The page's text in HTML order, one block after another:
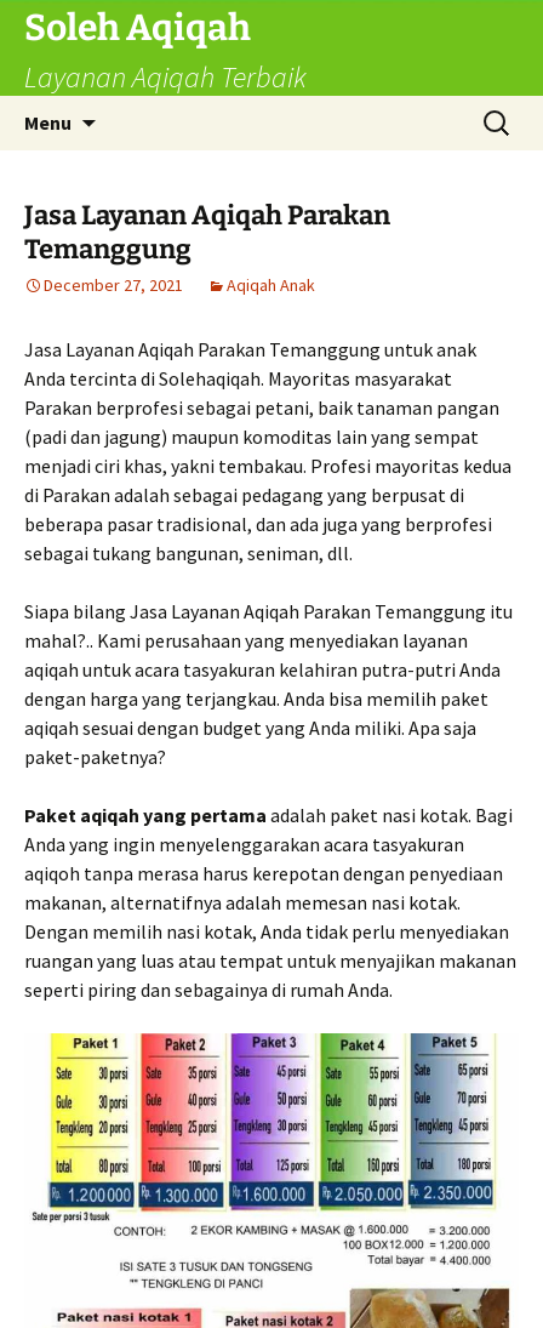
Skip
content
Soleh Aqiqah
Layanan Aqiqah Terbaik
Menu
Search
for:
Jasa Layanan Aqiqah Parakan
Temanggung
December 27, 2021 Aqiqah Anak
Jasa Layanan Aqiqah Parakan Temanggung untuk anak
Anda tercinta di Solehaqiqah. Mayoritas masyarakat
Parakan berprofesi sebagai petani, baik tanaman pangan
(padi dan jagung) maupun komoditas lain yang sempat
menjadi ciri khas, yakni tembakau. Profesi mayoritas kedua
di Parakan adalah sebagai pedagang yang berpusat di
beberapa pasar tradisional, dan ada juga yang berprofesi
sebagai tukang bangunan, seniman, dll.
Siapa bilang Jasa Layanan Aqiqah Parakan Temanggung itu
mahal?.. Kami perusahaan yang menyediakan layanan
aqiqah untuk acara tasyakuran kelahiran putra-putri Anda
dengan harga yang terjangkau. Anda bisa memilih paket
aqiqah sesuai dengan budget yang Anda miliki. Apa saja
paket-paketnya?
Paket aqiqah yang pertama adalah paket nasi kotak. Bagi
Anda yang ingin menyelenggarakan acara tasyakuran
aqiqoh tanpa merasa harus kerepotan dengan penyediaan
makanan, alternatifnya adalah memesan nasi kotak.
Dengan memilih nasi kotak, Anda tidak perlu menyediakan
ruangan yang luas atau tempat untuk menyajikan makanan
seperti piring dan sebagainya di rumah Anda.